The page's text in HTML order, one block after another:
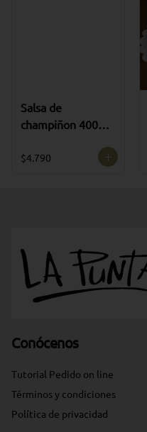
Salsa de
champiñon 400cc
$4.790
Conócenos
Tutorial Pedido on line
Términos y condiciones
Política de privacidad